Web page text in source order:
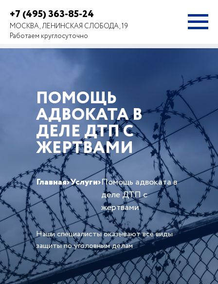
+7 (495) 363-85-24
МОСКВА, ЛЕНИНСКАЯ СЛОБОДА, 19
Работаем круглосуточно
ПОМОЩЬ
АДВОКАТА В
ДЕЛЕ ДТП С
ЖЕРТВАМИ
Главная›Услуги›Помощь адвоката в
деле ДТП с
жертвами
Наши специалисты оказывают все виды
защиты по уголовным делам